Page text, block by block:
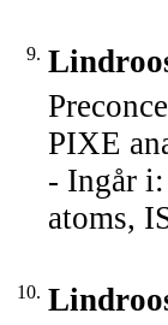
9.
PIXE
- Ingår
atoms,
10.